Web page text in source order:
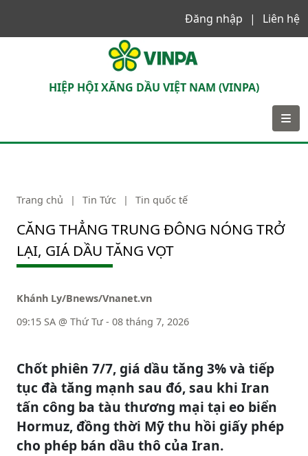
Đăng nhập
Liên hệ
HIỆP HỘI XĂNG DẦU VIỆT NAM (VINPA)
Trang chủ | Tin Tức | Tin quốc tế
CĂNG THẲNG TRUNG ĐÔNG NÓNG TRỞ
LẠI, GIÁ DẦU TĂNG VỌT
Khánh Ly/Bnews/Vnanet.vn
09:15 SA @ Thứ Tư - 08 tháng 7, 2026
Chốt phiên 7/7, giá dầu tăng 3% và tiếp
tục đà tăng mạnh sau đó, sau khi Iran
tấn công ba tàu thương mại tại eo biển
Hormuz, đồng thời Mỹ thu hồi giấy phép
cho phép bán dầu thô của Iran.